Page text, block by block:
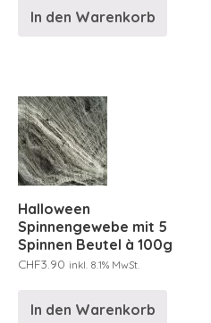
In den Warenkorb
Halloween
Spinnengewebe mit 5
Spinnen Beutel à 100g
CHF3.90 inkl. 8.1% MwSt.
In den Warenkorb